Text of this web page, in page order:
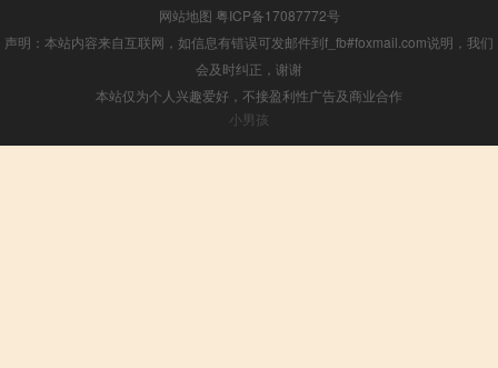
网站地图 粤ICP备17087772号
声明：本站内容来自互联网，如信息有错误可发邮件到f_fb#foxmail.com说明，我们
会及时纠正，谢谢
本站仅为个人兴趣爱好，不接盈利性广告及商业合作
小男孩